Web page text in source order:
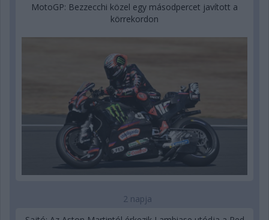
MotoGP: Bezzecchi közel egy másodpercet javított a
körrekordon
2 napja